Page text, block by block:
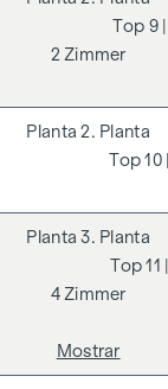
9
2Zimmer
10
2. Planta
11
3. Planta
4Zimmer
Mostrar